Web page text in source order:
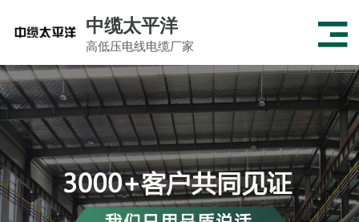
中缆太平洋
高低压电线电缆厂家